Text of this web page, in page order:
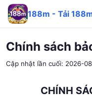
Chính sách
Cập nhật lần cuối: 2026-
CHÍNH